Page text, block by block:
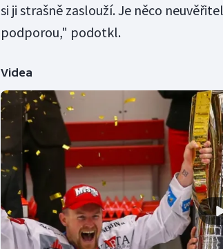
si ji strašně zaslouží. Je něco
podporou," podotkl.
Videa